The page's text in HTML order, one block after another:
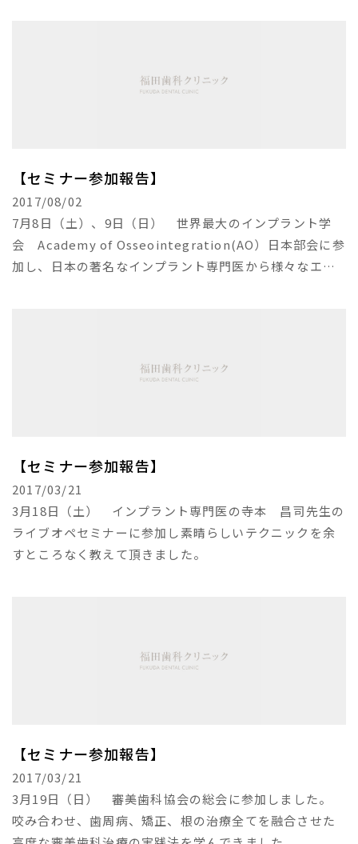
【セミナー参加報告】
2017/08/02
7月8日（土）、9日（日） 世界最大のインプラント学
会 Academy of Osseointegration(AO）日本部会に参
加し、日本の著名なインプラント専門医から様々なエッ
【セミナー参加報告】
2017/03/21
3月18日（土） インプラント専門医の寺本 昌司先生の
ライブオペセミナーに参加し素晴らしいテクニックを余
【セミナー参加報告】
2017/03/21
3月19日（日） 審美歯科協会の総会に参加しました。
咬み合わせ、歯周病、矯正、根の治療全てを融合させた